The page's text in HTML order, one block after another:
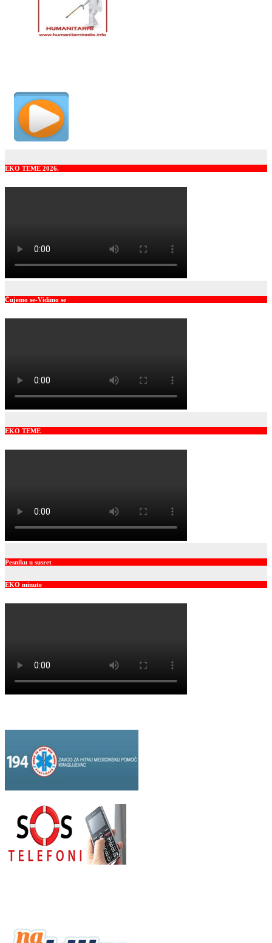
EKO TEME 2026.
Čujemo se-Vidimo se
EKO TEME
Pesniku u susret
EKO minute